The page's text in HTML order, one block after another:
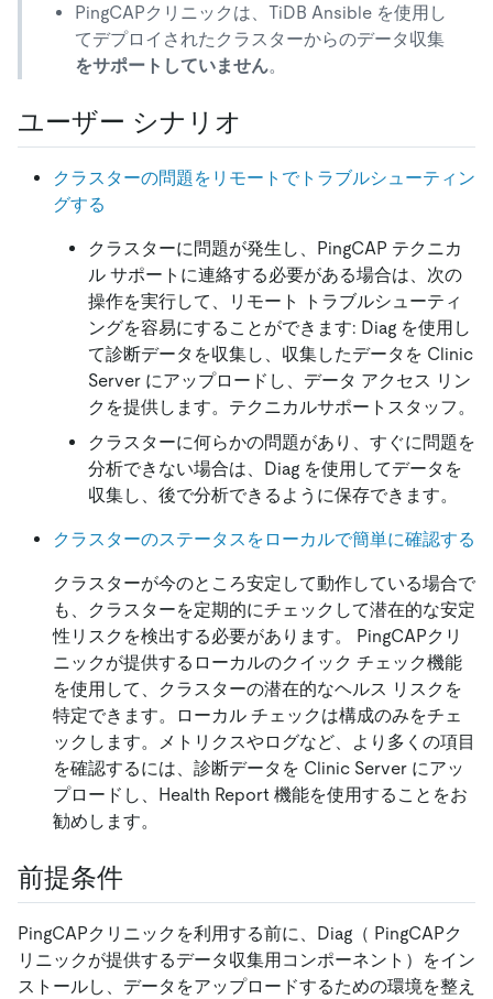
PingCAPクリニックは、TiDB Ansible を使用し
てデプロイされたクラスターからのデータ収集
をサポートしていません。
ユーザー シナリオ
クラスターの問題をリモートでトラブルシューティン
グする
クラスターに問題が発生し、PingCAP テクニカ
ル サポートに連絡する必要がある場合は、次の
操作を実行して、リモート トラブルシューティ
ングを容易にすることができます: Diag を使用し
て診断データを収集し、収集したデータを Clinic
Server にアップロードし、データ アクセス リン
クを提供します。テクニカルサポートスタッフ。
クラスターに何らかの問題があり、すぐに問題を
分析できない場合は、Diag を使用してデータを
収集し、後で分析できるように保存できます。
クラスターのステータスをローカルで簡単に確認する
クラスターが今のところ安定して動作している場合で
も、クラスターを定期的にチェックして潜在的な安定
性リスクを検出する必要があります。 PingCAPクリ
ニックが提供するローカルのクイック チェック機能
を使用して、クラスターの潜在的なヘルス リスクを
特定できます。ローカル チェックは構成のみをチェ
ックします。メトリクスやログなど、より多くの項目
を確認するには、診断データを Clinic Server にアッ
プロードし、Health Report 機能を使用することをお
勧めします。
前提条件
PingCAPクリニックを利用する前に、Diag（ PingCAPク
リニックが提供するデータ収集用コンポーネント）をイン
ストールし、データをアップロードするための環境を整え